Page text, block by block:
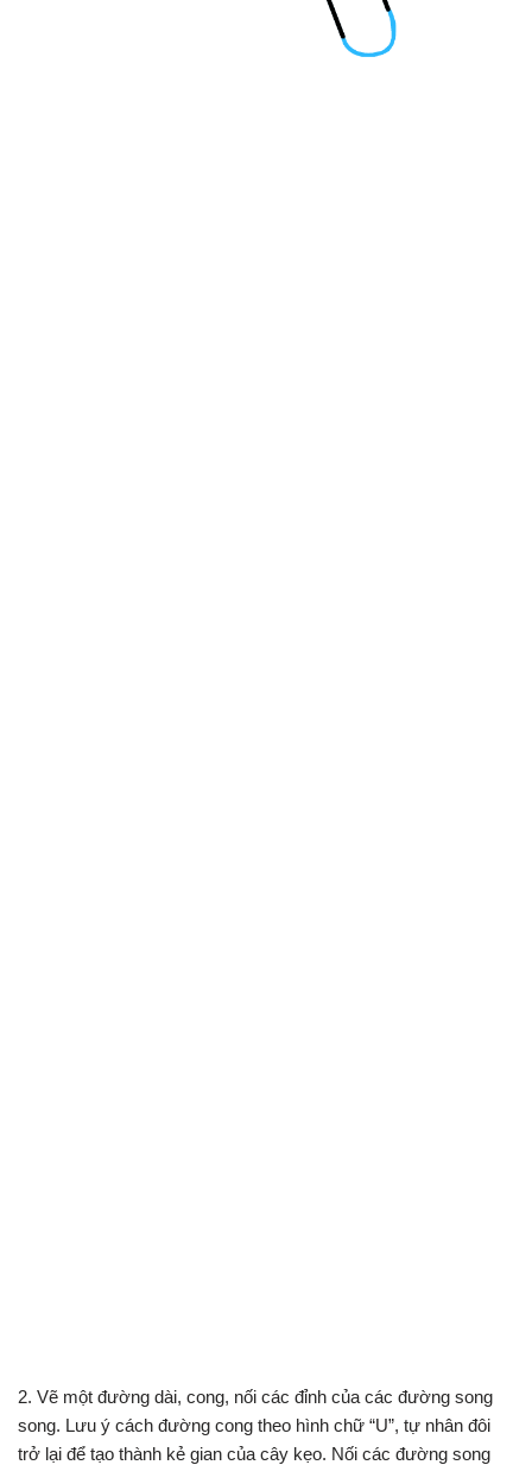
2. Vẽ một đường dài, cong, nối các đỉnh của các đường song
song. Lưu ý cách đường cong theo hình chữ “U”, tự nhân đôi
trở lại để tạo thành kẻ gian của cây kẹo. Nối các đường song